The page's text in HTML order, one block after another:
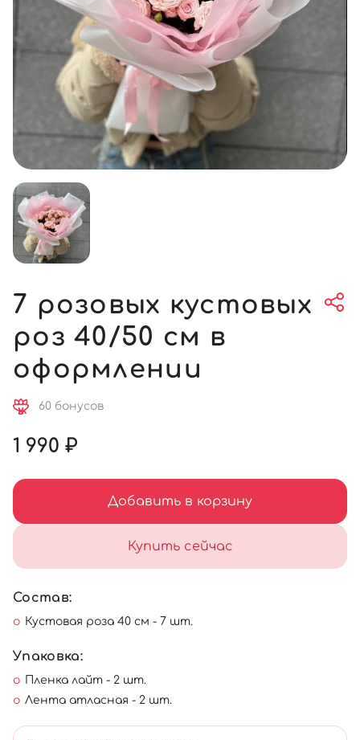
7 розовых кустовых
роз 40/50 см в
оформлении
60 бонусов
1 990 ₽
Добавить в корзину
Купить сейчас
Состав:
Кустовая роза 40 см - 7 шт.
Упаковка:
Пленка лайт - 2 шт.
Лента атласная - 2 шт.